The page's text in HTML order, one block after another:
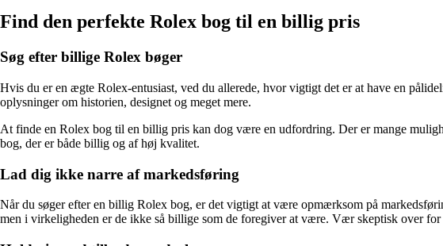
Find den perfekte Rolex bog til en billig pris
Søg efter billige Rolex bøger
Hvis du er en ægte Rolex-entusiast, ved du allerede, hvor vigtigt det er at have en
oplysninger om historien, designet og meget mere.
At finde en Rolex bog til en billig pris kan dog være en udfordring. Der er mange
bog, der er både billig og af høj kvalitet.
Lad dig ikke narre af markedsføring
Når du søger efter en billig Rolex bog, er det vigtigt at være opmærksom på
men i virkeligheden er de ikke så billige som de foregiver at være. Vær skeptisk over